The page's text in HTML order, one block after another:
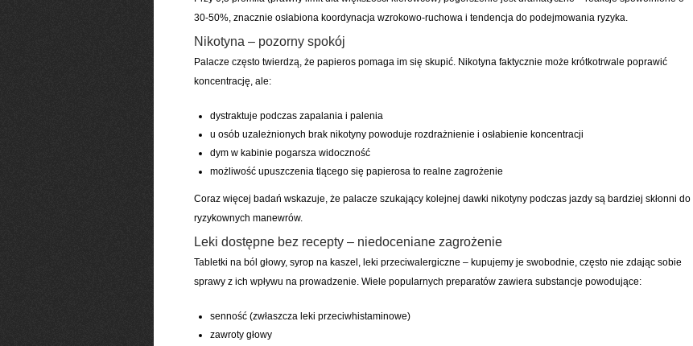
30-50%, znacznie osłabiona koordynacja wzrokowo-ruchowa i tendencja do podejmowania ryzyka.
Nikotyna – pozorny spokój
Palacze często twierdzą, że papieros pomaga im się skupić. Nikotyna faktycznie może krótkotrwale poprawić
koncentrację, ale:
dystraktuje podczas zapalania i palenia
u osób uzależnionych brak nikotyny powoduje rozdrażnienie i osłabienie koncentracji
dym w kabinie pogarsza widoczność
możliwość upuszczenia tlącego się papierosa to realne zagrożenie
Coraz więcej badań wskazuje, że palacze szukający kolejnej dawki nikotyny podczas jazdy są bardziej skłonni do
ryzykownych manewrów.
Leki dostępne bez recepty – niedoceniane zagrożenie
Tabletki na ból głowy, syrop na kaszel, leki przeciwalergiczne – kupujemy je swobodnie, często nie zdając sobie
sprawy z ich wpływu na prowadzenie. Wiele popularnych preparatów zawiera substancje powodujące:
senność (zwłaszcza leki przeciwhistaminowe)
zawroty głowy